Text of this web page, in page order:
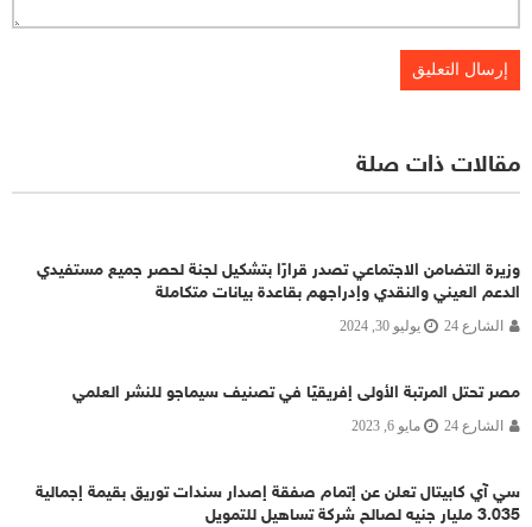
مقالات ذات صلة
وزيرة التضامن الاجتماعي تصدر قرارًا بتشكيل لجنة لحصر جميع مستفيدي
الدعم العيني والنقدي وإدراجهم بقاعدة بيانات متكاملة
الشارع 24 يوليو 30, 2024
مصر تحتل المرتبة الأولى إفريقيًا في تصنيف سيماجو للنشر العلمي
الشارع 24 مايو 6, 2023
سي آي كابيتال تعلن عن إتمام صفقة إصدار سندات توريق بقيمة إجمالية
3.035 مليار جنيه لصالح شركة تساهيل للتمويل